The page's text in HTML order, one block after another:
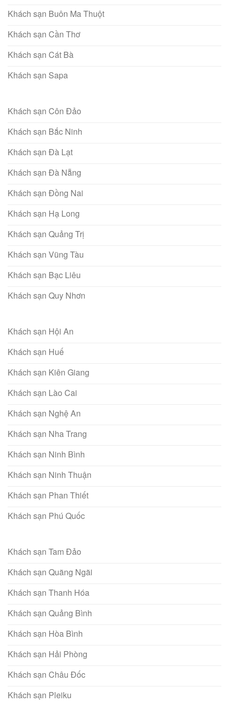
Khách sạn Buôn Ma Thuột
Khách sạn Cần Thơ
Khách sạn Cát Bà
Khách sạn Sapa
Khách sạn Côn Đảo
Khách sạn Bắc Ninh
Khách sạn Đà Lạt
Khách sạn Đà Nẵng
Khách sạn Đồng Nai
Khách sạn Hạ Long
Khách sạn Quảng Trị
Khách sạn Vũng Tàu
Khách sạn Bạc Liêu
Khách sạn Quy Nhơn
Khách sạn Hội An
Khách sạn Huế
Khách sạn Kiên Giang
Khách sạn Lào Cai
Khách sạn Nghệ An
Khách sạn Nha Trang
Khách sạn Ninh Bình
Khách sạn Ninh Thuận
Khách sạn Phan Thiết
Khách sạn Phú Quốc
Khách sạn Tam Đảo
Khách sạn Quãng Ngãi
Khách sạn Thanh Hóa
Khách sạn Quảng Bình
Khách sạn Hòa Bình
Khách sạn Hải Phòng
Khách sạn Châu Đốc
Khách sạn Pleiku